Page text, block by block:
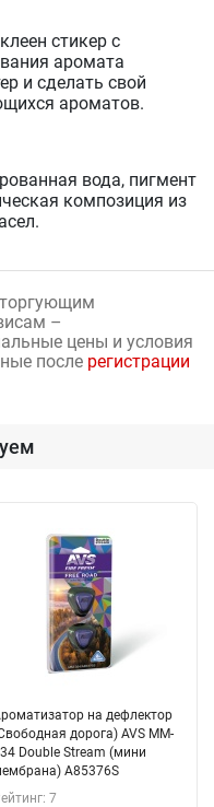
стикер с
аромата
и сделать свой
ароматов.
вода, пигмент
композиция из
–
цены и условия
после регистрации
на дефлектор
дорога) AVS MM-
Double Stream (мини
A85376S
7